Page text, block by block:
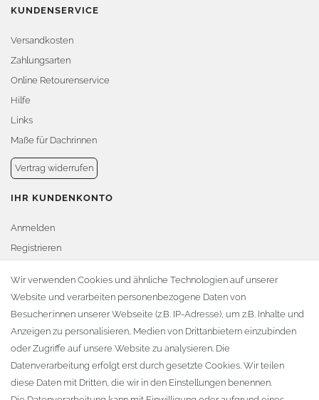
KUNDENSERVICE
Versandkosten
Zahlungsarten
Online Retourenservice
Hilfe
Links
Maße für Dachrinnen
Vertrag widerrufen
IHR KUNDENKONTO
Anmelden
Registrieren
Warenkorb
Zur Kasse
KONTAKT
Fa. Steffen Jost
Söbrigener Weg 50
D-01796 Pirna
Wir verwenden Cookies und ähnliche Technologien auf unserer
Website und verarbeiten personenbezogene Daten von
Besucher:innen unserer Webseite (z.B. IP-Adresse), um z.B. Inhalte und
Anzeigen zu personalisieren, Medien von Drittanbietern einzubinden
oder Zugriffe auf unsere Website zu analysieren. Die
Datenverarbeitung erfolgt erst durch gesetzte Cookies. Wir teilen
diese Daten mit Dritten, die wir in den Einstellungen benennen.